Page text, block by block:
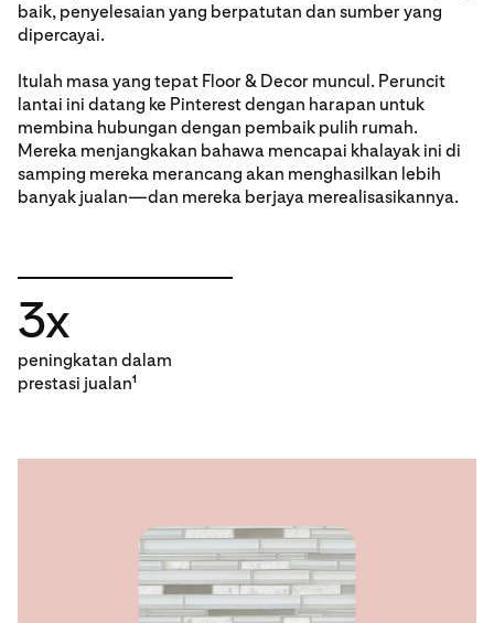
baik, penyelesaian yang berpatutan dan sumber yang
dipercayai.
Itulah masa yang tepat Floor & Decor muncul. Peruncit
lantai ini datang ke Pinterest dengan harapan untuk
membina hubungan dengan pembaik pulih rumah.
Mereka menjangkakan bahawa mencapai khalayak ini di
samping mereka merancang akan menghasilkan lebih
banyak jualan—dan mereka berjaya merealisasikannya.
3x
peningkatan dalam
prestasi jualan1